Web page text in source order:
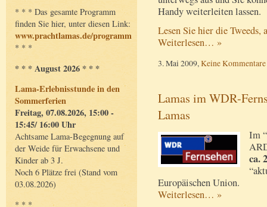
* * * Das gesamte Programm
finden Sie hier, unter diesen Link:
www.prachtlamas.de/programm
* * *
* * * August 2026 * * *
Lama-Erlebnisstunde in den
Sommerferien
Freitag, 07.08.2026, 15:00 -
15:45/ 16:00 Uhr
Achtsame Lama-Begegnung auf
der Weide für Erwachsene und
Kinder ab 3 J.
Noch 6 Plätze frei (Stand vom
03.08.2026)
* * *
Handy weiterleiten lassen.
Lesen Sie hier die
Weiterlesen… »
3. Mai 2009,Keine Kommentare
Lamas im WDR-
Lamas
Im
ca.
Europäischen Union.
Weiterlesen… »